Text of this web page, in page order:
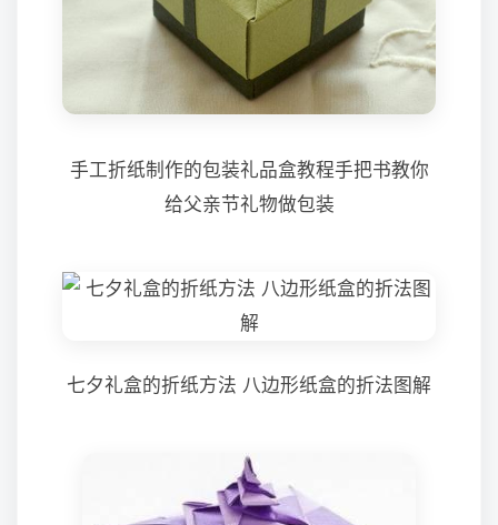
手工折纸制作的包装礼品盒教程手把书教你
给父亲节礼物做包装
七夕礼盒的折纸方法 八边形纸盒的折法图解